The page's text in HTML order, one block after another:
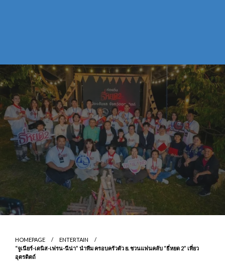
HOMEPAGE
ENTERTAIN
“จูเนียร์-เดนิส-เฟรน-นีน่า” นำทีม ครอบครัวตัว ย. ชวนแฟนคลับ “ธี่หยด 2” เที่ยว
อุตรดิตถ์